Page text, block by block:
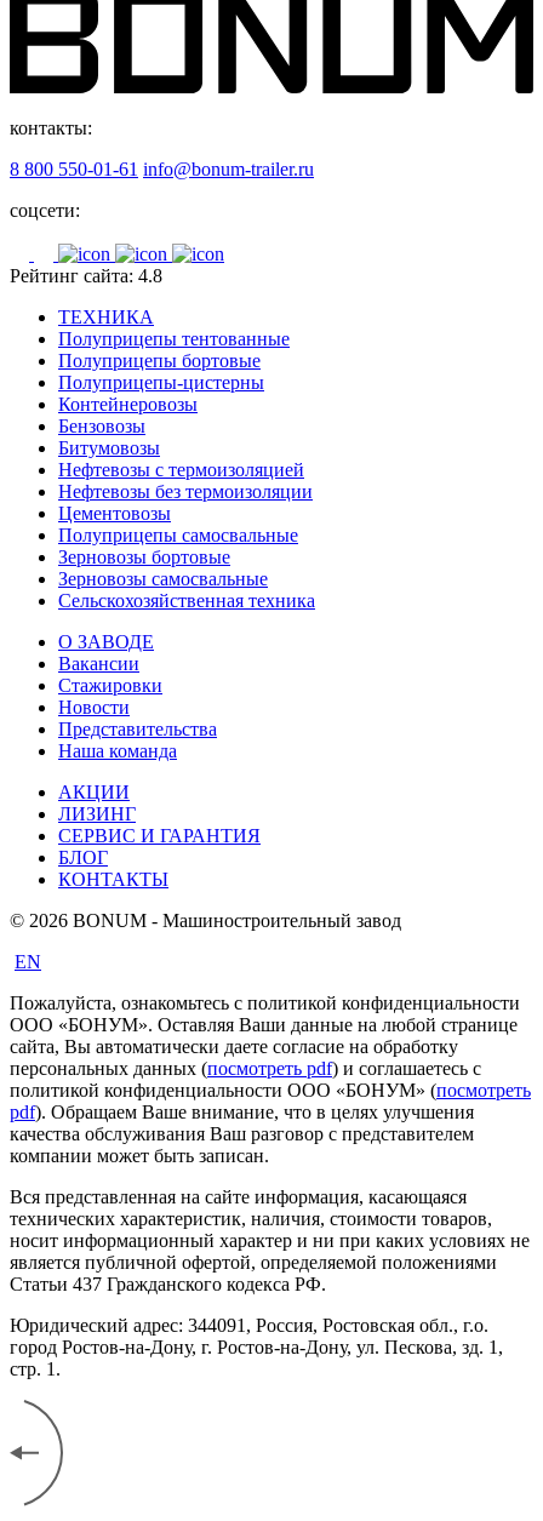
контакты:
8 800 550-01-61 info@bonum-trailer.ru
соцсети:
Рейтинг сайта: 4.8
ТЕХНИКА
Полуприцепы тентованные
Полуприцепы бортовые
Полуприцепы-цистерны
Контейнеровозы
Бензовозы
Битумовозы
Нефтевозы с термоизоляцией
Нефтевозы без термоизоляции
Цементовозы
Полуприцепы самосвальные
Зерновозы бортовые
Зерновозы самосвальные
Сельскохозяйственная техника
О ЗАВОДЕ
Вакансии
Стажировки
Новости
Представительства
Наша команда
АКЦИИ
ЛИЗИНГ
СЕРВИС И ГАРАНТИЯ
БЛОГ
КОНТАКТЫ
© 2026 BONUM - Машиностроительный завод
EN
Пожалуйста, ознакомьтесь с политикой конфиденциальности
ООО «БОНУМ». Оставляя Ваши данные на любой странице
сайта, Вы автоматически даете согласие на обработку
персональных данных (посмотреть pdf) и соглашаетесь с
политикой конфиденциальности ООО «БОНУМ» (посмотреть
pdf). Обращаем Ваше внимание, что в целях улучшения
качества обслуживания Ваш разговор с представителем
компании может быть записан.
Вся представленная на сайте информация, касающаяся
технических характеристик, наличия, стоимости товаров,
носит информационный характер и ни при каких условиях не
является публичной офертой, определяемой положениями
Статьи 437 Гражданского кодекса РФ.
Юридический адрес: 344091, Россия, Ростовская обл., г.о.
город Ростов-на-Дону, г. Ростов-на-Дону, ул. Пескова, зд. 1,
стр. 1.